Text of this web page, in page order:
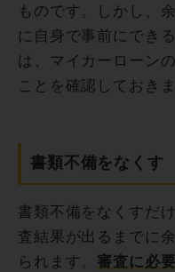
ものです。しかし、
に自身で事前にでき
は、マイカーローン
ことを確認しておき
書類不備をなくす
書類不備をなくすだ
査結果が出るまでに
られます。 審査に必